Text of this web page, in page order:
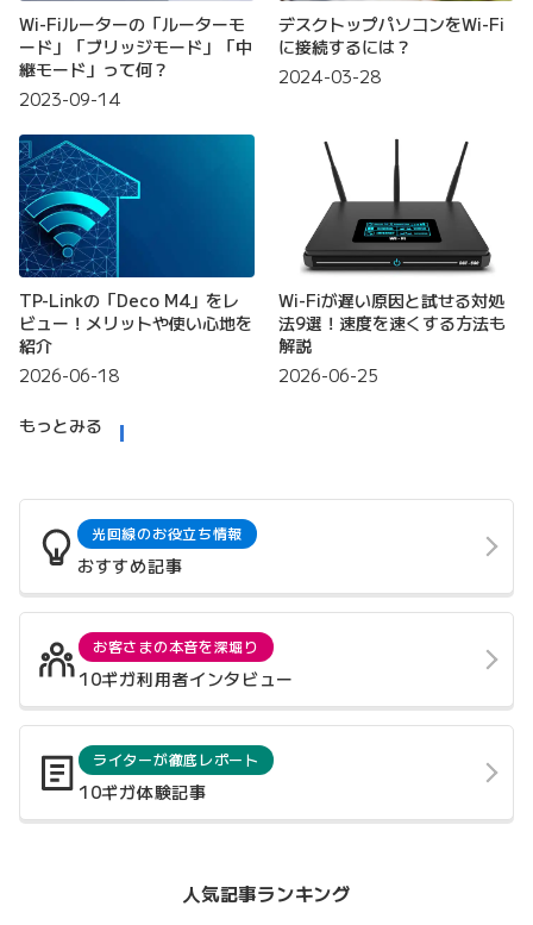
Wi-Fiルーターの「ルーターモ
ード」「ブリッジモード」「中
継モード」って何？
2023-09-14
デスクトップパソコンをWi-Fi
に接続するには？
2024-03-28
TP-Linkの「Deco M4」をレ
ビュー！メリットや使い心地を
紹介
2026-06-18
Wi-Fiが遅い原因と試せる対処
法9選！速度を速くする方法も
解説
2026-06-25
もっとみる
光回線のお役立ち情報
おすすめ記事
お客さまの本音を深堀り
10ギガ利用者インタビュー
ライターが徹底レポート
10ギガ体験記事
人気記事ランキング